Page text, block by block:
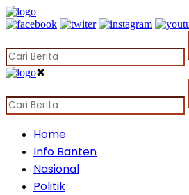
✖
Home
Info Banten
Nasional
Politik